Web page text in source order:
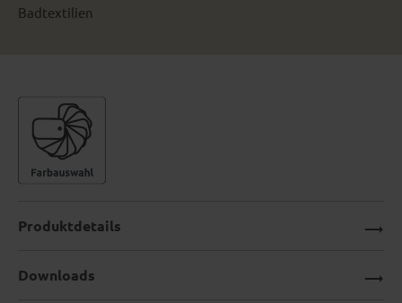
Badtextilien
Produktdetails
Downloads